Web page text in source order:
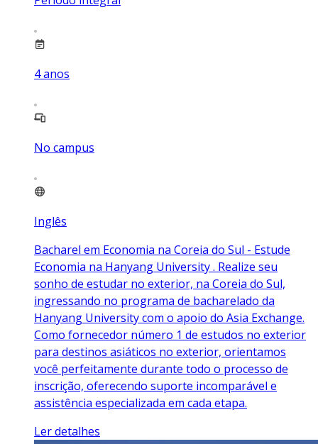
4anos
No campus
Inglês
Bacharel em Economia na Coreia do Sul - Estude
Economia na Hanyang University . Realize seu
sonho de estudar no exterior, na Coreia do Sul,
ingressando no programa de bacharelado da
Hanyang University com o apoio do Asia Exchange.
Como fornecedor número 1 de estudos no exterior
para destinos asiáticos no exterior, orientamos
você perfeitamente durante todo o processo de
inscrição, oferecendo suporte incomparável e
assistência especializada em cada etapa.
Ler detalhes